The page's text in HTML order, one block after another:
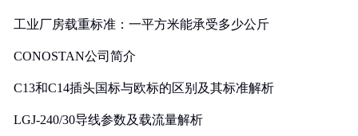
工业厂房载重标准：一平方米能承受多少公斤
CONOSTAN公司简介
C13和C14插头国标与欧标的区别及其标准解析
LGJ-240/30导线参数及载流量解析